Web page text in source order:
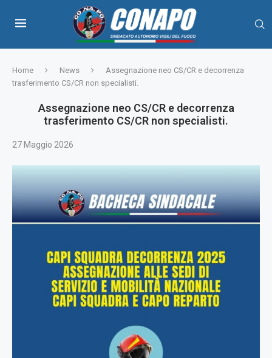
Home News
Assegnazione neo CS/CR e decorrenza
trasferimento CS/CR non specialisti.
Assegnazione neo CS/CR e decorrenza
trasferimento CS/CR non specialisti.
27 Maggio 2026